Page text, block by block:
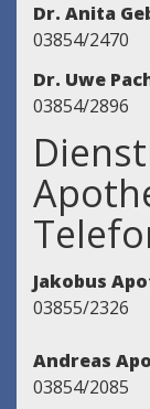
Dr. Anita
03854/2470
Dr. Uwe
03854/2896
Jakobus
03855/2326
Andreas
03854/2085